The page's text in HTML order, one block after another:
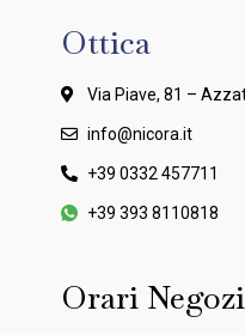
Ottica
Via Piave, 81 –
info@nicora.it
+39 0332 457711
+39 393 8110818
Orari Negozi